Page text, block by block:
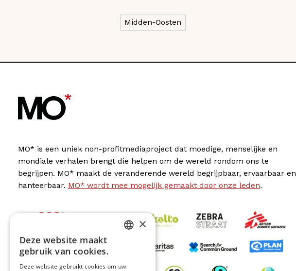
Midden-Oosten
MO* is een uniek non-profitmediaproject dat moedige, menselijke en
mondiale verhalen brengt die helpen om de wereld rondom ons te
begrijpen. MO* maakt de veranderende wereld begrijpbaar, ervaarbaar en
hanteerbaar. MO* wordt mee mogelijk gemaakt door onze leden.
×
Deze website maakt
gebruik van cookies.
Deze website gebruikt cookies om uw